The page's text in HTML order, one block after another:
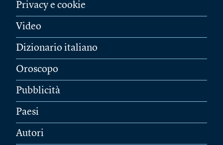
Privacy e cookie
Video
Dizionario italiano
Oroscopo
Pubblicità
Paesi
Autori